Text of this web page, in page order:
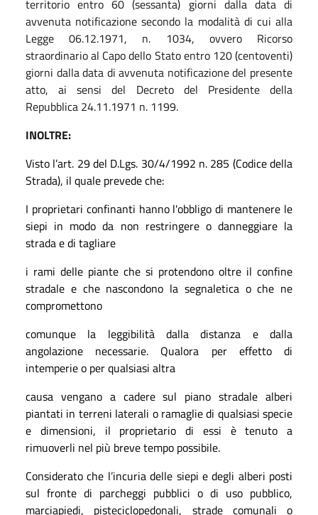
territorio entro 60 (sessanta) giorni dalla data di
avvenuta notificazione secondo la modalità di cui alla
Legge 06.12.1971, n. 1034, ovvero Ricorso
straordinario al Capo dello Stato entro 120 (centoventi)
giorni dalla data di avvenuta notificazione del presente
atto, ai sensi del Decreto del Presidente della
Repubblica 24.11.1971 n. 1199.
INOLTRE:
Visto l’art. 29 del D.Lgs. 30/4/1992 n. 285 (Codice della
Strada), il quale prevede che:
I proprietari confinanti hanno l'obbligo di mantenere le
siepi in modo da non restringere o danneggiare la
strada e di tagliare
i rami delle piante che si protendono oltre il confine
stradale e che nascondono la segnaletica o che ne
compromettono
comunque la leggibilità dalla distanza e dalla
angolazione necessarie. Qualora per effetto di
intemperie o per qualsiasi altra
causa vengano a cadere sul piano stradale alberi
piantati in terreni laterali o ramaglie di qualsiasi specie
e dimensioni, il proprietario di essi è tenuto a
rimuoverli nel più breve tempo possibile.
Considerato che l’incuria delle siepi e degli alberi posti
sul fronte di parcheggi pubblici o di uso pubblico,
marciapiedi, pisteciclopedonali, strade comunali o